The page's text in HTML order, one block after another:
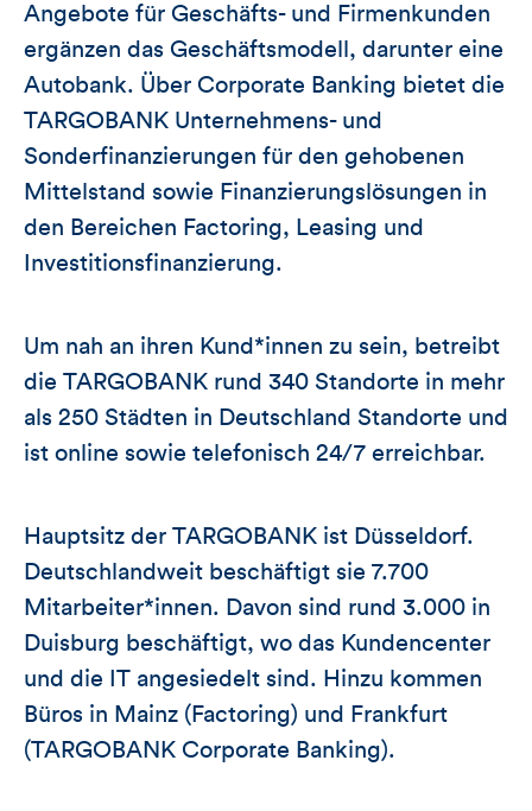
Angebote für Geschäfts- und Firmenkunden
ergänzen das Geschäftsmodell, darunter eine
Autobank. Über Corporate Banking bietet die
TARGOBANK Unternehmens- und
Sonderfinanzierungen für den gehobenen
Mittelstand sowie Finanzierungslösungen in
den Bereichen Factoring, Leasing und
Investitionsfinanzierung.
Um nah an ihren Kund*innen zu sein, betreibt
die TARGOBANK rund 340 Standorte in mehr
als 250 Städten in Deutschland Standorte und
ist online sowie telefonisch 24/7 erreichbar.
Hauptsitz der TARGOBANK ist Düsseldorf.
Deutschlandweit beschäftigt sie 7.700
Mitarbeiter*innen. Davon sind rund 3.000 in
Duisburg beschäftigt, wo das Kundencenter
und die IT angesiedelt sind. Hinzu kommen
Büros in Mainz (Factoring) und Frankfurt
(TARGOBANK Corporate Banking).